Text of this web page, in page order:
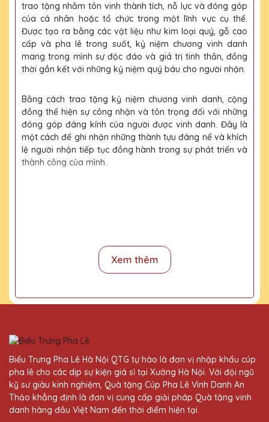
trao tặng nhằm tôn vinh thành tích, nỗ lực và đóng góp
của cá nhân hoặc tổ chức trong một lĩnh vực cụ thể.
Được tạo ra bằng các vật liệu như kim loại quý, gỗ cao
cấp và pha lê trong suốt, kỷ niệm chương vinh danh
mang trong mình sự độc đáo và giá trị tinh thần, đồng
thời gắn kết với những kỷ niệm quý báu cho người nhận.
Bằng cách trao tặng kỷ niệm chương vinh danh, cộng
đồng thể hiện sự công nhận và tôn trọng đối với những
đóng góp đáng kính của người được vinh danh. Đây là
một cách để ghi nhận những thành tựu đáng nể và khích
lệ người nhận tiếp tục đồng hành trong sự phát triển và
thành công của mình.
Với giá trị tinh thần và kỷ niệm đáng quý mà nó mang
đáng giá để ghi nhận và vinh danh những thành tựu và
Kỷ Niệm Chương Vinh Danh
trong việc khích lệ, động viên và gắn kết mối quan hệ
tốt đẹp giữa bên trao và bên nhận. Trong một tập thể
nhiều cá nhân, có những người không ngừng nỗ lực tìm
tỏi, học hỏi đổi mới nâng cao chất lượng công việc. Họ
xứng đáng được khen thưởng động viên, cũng là sự ghi
nhận trong lòng người đứng đầu tổ chức. Qùa tặng pha
Xem thêm
Biểu Trưng Pha Lê Hà Nội QTG tự hào là đơn vị nhập khẩu cúp
pha lê cho các dịp sự kiện giá sỉ tại Xưởng Hà Nội. Với đội ngũ
kỹ sư giàu kinh nghiệm, Quà tặng Cúp Pha Lê Vinh Danh An
Thảo khẳng định là đơn vị cung cấp giải pháp Quà tặng vinh
danh hàng đầu Việt Nam đến thời điểm hiện tại.